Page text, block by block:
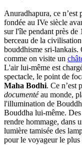
Anuradhapura, ce n’est
fondée au IVe siècle
sur l'île pendant près de
berceau de la
bouddhisme sri-lankais.
comme on visite un
L'air lui-même est
spectacle, le point de
Maha Bodhi. Ce n’est
documentéau monde,
l'illumination de
Bouddha lui-même.
rendre hommage, dans
lumière tamisée des
pour le voyageur le plus